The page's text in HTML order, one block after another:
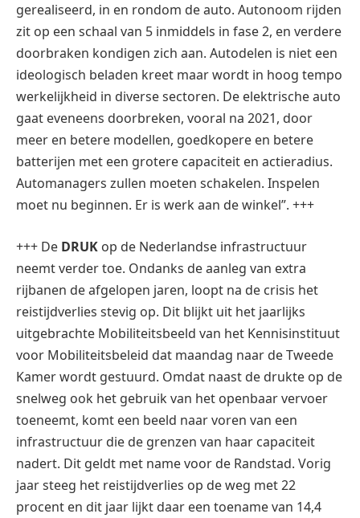
gerealiseerd, in en rondom de auto. Autonoom rijden
zit op een schaal van 5 inmiddels in fase 2, en verdere
doorbraken kondigen zich aan. Autodelen is niet een
ideologisch beladen kreet maar wordt in hoog tempo
werkelijkheid in diverse sectoren. De elektrische auto
gaat eveneens doorbreken, vooral na 2021, door
meer en betere modellen, goedkopere en betere
batterijen met een grotere capaciteit en actieradius.
Automanagers zullen moeten schakelen. Inspelen
moet nu beginnen. Er is werk aan de winkel”. +++
+++ De DRUK op de Nederlandse infrastructuur
neemt verder toe. Ondanks de aanleg van extra
rijbanen de afgelopen jaren, loopt na de crisis het
reistijdverlies stevig op. Dit blijkt uit het jaarlijks
uitgebrachte Mobiliteitsbeeld van het Kennisinstituut
voor Mobiliteitsbeleid dat maandag naar de Tweede
Kamer wordt gestuurd. Omdat naast de drukte op de
snelweg ook het gebruik van het openbaar vervoer
toeneemt, komt een beeld naar voren van een
infrastructuur die de grenzen van haar capaciteit
nadert. Dit geldt met name voor de Randstad. Vorig
jaar steeg het reistijdverlies op de weg met 22
procent en dit jaar lijkt daar een toename van 14,4